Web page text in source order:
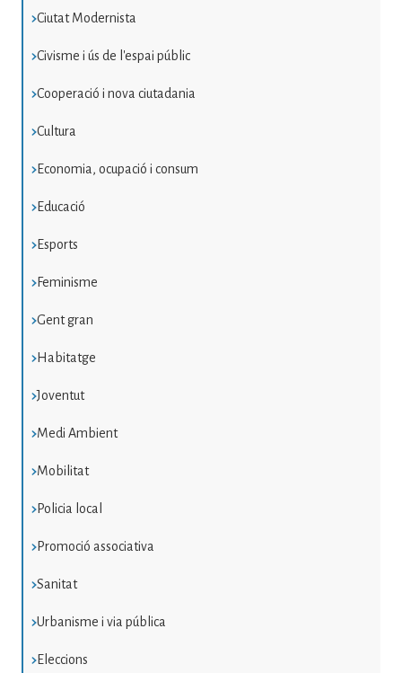
Ciutat Modernista
Civisme i ús de l'espai públic
Cooperació i nova ciutadania
Cultura
Economia, ocupació i consum
Educació
Esports
Feminisme
Gent gran
Habitatge
Joventut
Medi Ambient
Mobilitat
Policia local
Promoció associativa
Sanitat
Urbanisme i via pública
Eleccions